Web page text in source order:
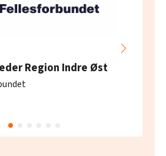
Region Indre Øst